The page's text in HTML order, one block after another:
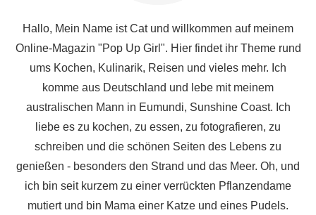
Hallo, Mein Name ist Cat und willkommen auf meinem
Online-Magazin "Pop Up Girl". Hier findet ihr Theme rund
ums Kochen, Kulinarik, Reisen und vieles mehr. Ich
komme aus Deutschland und lebe mit meinem
australischen Mann in Eumundi, Sunshine Coast. Ich
liebe es zu kochen, zu essen, zu fotografieren, zu
schreiben und die schönen Seiten des Lebens zu
genießen - besonders den Strand und das Meer. Oh, und
ich bin seit kurzem zu einer verrückten Pflanzendame
mutiert und bin Mama einer Katze und eines Pudels.